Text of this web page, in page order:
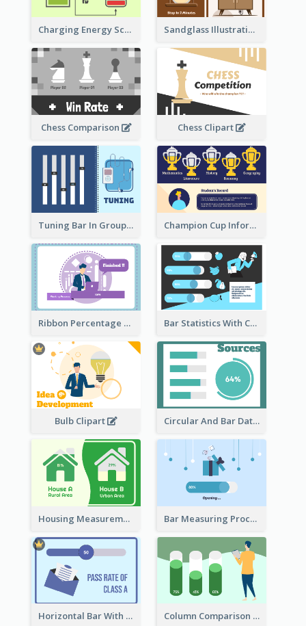
Charging Energy Schematic Diagram Sandglass Illustration About Telephone
Chess Comparison Chess Clipart
Tuning Bar In Groups Champion Cup Informative Record
Ribbon Percentage Measurement Bar Statistics With Comparison
Bulb Clipart Circular And Bar Data
Housing Measurement Comparison Bar Measuring Process
Horizontal Bar With Button Column Comparison Record